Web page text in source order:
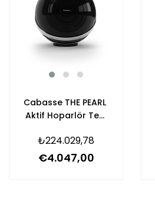
Cabasse THE PEARL
Aktif Hoparlör Tek
₺224.029,78
€4.047,00